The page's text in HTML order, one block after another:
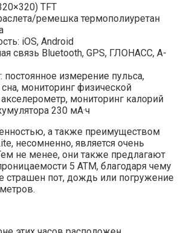
TFT
ремешка термополиуретан
iOS, Android
связь Bluetooth, GPS, ГЛОНАСC, A-
постоянное измерение пульса,
мониторинг физической
акселерометр, мониторинг калорий
230 мА·ч
а также преимуществом
несомненно, является очень
не менее, они также предлагают
5 АТМ, благодаря чему
страшен пот, дождь или погружение